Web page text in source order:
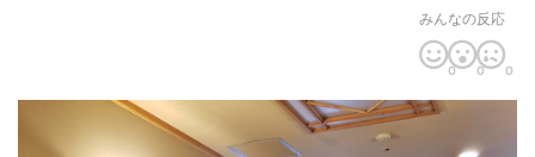
みんなの反応
0 0 0